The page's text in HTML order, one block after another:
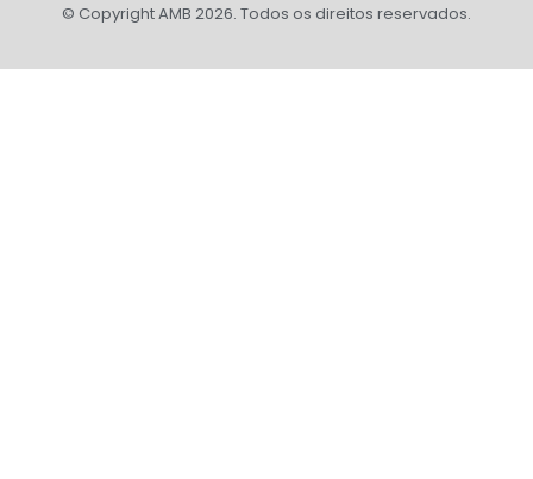
© Copyright AMB 2026. Todos os direitos reservados.